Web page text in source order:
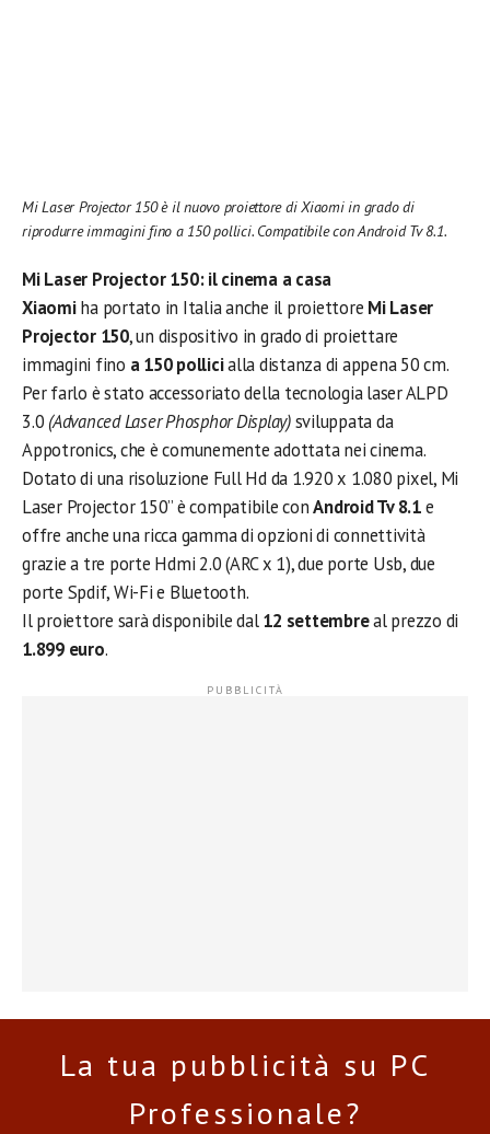
Mi Laser Projector 150 è il nuovo proiettore di Xiaomi in grado di
riprodurre immagini fino a 150 pollici. Compatibile con Android Tv 8.1.
Mi Laser Projector 150: il cinema a casa
Xiaomiha portato in Italia anche il proiettore Mi Laser
Projector 150, un dispositivo in grado di proiettare
immagini fino a 150 pollicialla distanza di appena 50 cm.
Per farlo è stato accessoriato della tecnologia laser ALPD
3.0 (Advanced Laser Phosphor Display)sviluppata da
Appotronics, che è comunemente adottata nei cinema.
Dotato di una risoluzione Full Hd da 1.920 x 1.080 pixel, Mi
Laser Projector 150” è compatibile conAndroid Tv 8.1e
offre anche una ricca gamma di opzioni di connettività
grazie a tre porte Hdmi 2.0 (ARC x 1), due porte Usb, due
porte Spdif, Wi-Fi e Bluetooth.
Il proiettore sarà disponibile dal12 settembreal prezzo di
1.899 euro.
La tua pubblicità su PC
Professionale?